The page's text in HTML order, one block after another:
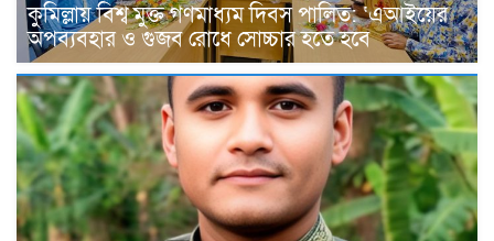
কুমিল্লায় বিশ্ব মুক্ত গণমাধ্যম দিবস পালিত: ‘এআইয়ের
অপব্যবহার ও গুজব রোধে সোচ্চার হতে হবে